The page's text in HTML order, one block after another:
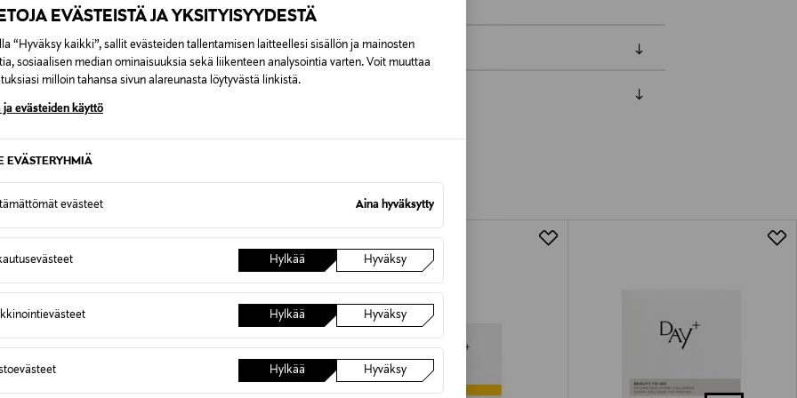
EVÄSTEISTÄ JA YKSITYISYYDESTÄ
“Hyväksy kaikki”, sallit evästeiden tallentamisen laitteellesi sisällön ja mainosten
sosiaalisen median ominaisuuksia sekä liikenteen analysointia varten. Voit muuttaa
milloin tahansa sivun alareunasta löytyvästä linkistä.
ja evästeiden käyttö
EVÄSTERYHMIÄ
evästeet Aina hyväksytty
Hylkää Hyväksy
Hylkää Hyväksy
Hylkää Hyväksy
0,00 €
7,90 €–50,00 € kuljetusyhtiöstä ja tuotteen koosta riippuen
Alk. 6,90 €, kun toimitus on saatavilla valittuun osoitteeseen.
NÄISTÄ